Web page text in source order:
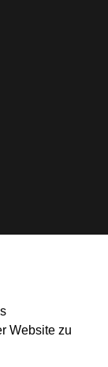
Website zu